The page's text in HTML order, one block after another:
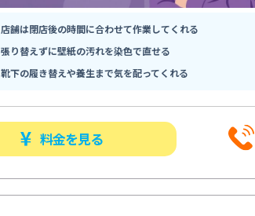
店舗は閉店後の時間に合わせて作業してくれる
張り替えずに壁紙の汚れを染色で直せる
靴下の履き替えや養生まで気を配ってくれる
料金を見る